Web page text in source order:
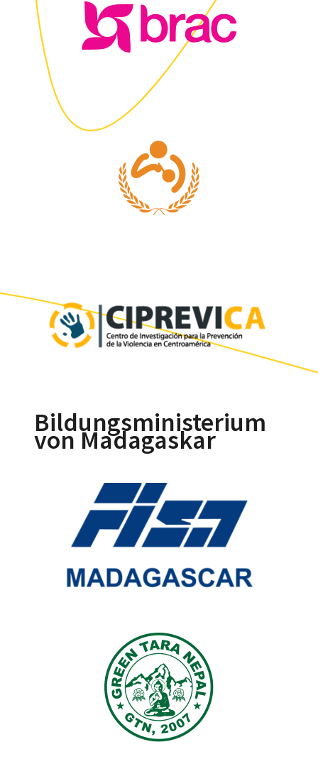
Bildungsministerium
von Madagaskar